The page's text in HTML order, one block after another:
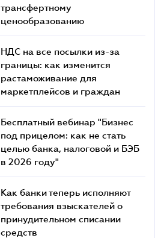
трансфертному
ценообразованию
НДС на все посылки из-за
границы: как изменится
растаможивание для
маркетплейсов и граждан
Бесплатный вебинар "Бизнес
под прицелом: как не стать
целью банка, налоговой и БЭБ
в 2026 году"
Как банки теперь исполняют
требования взыскателей о
принудительном списании
средств